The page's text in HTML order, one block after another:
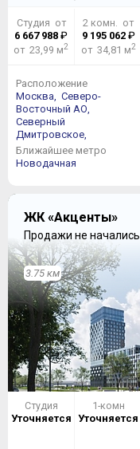
Студия от
6 667 988 ₽
от 23,99 м2
2 комн. от
9 195 062₽
от 34,81 м2
Расположение
Москва, Северо-
Восточный АО,
Северный
Дмитровское,
Ближайшее метро
Новодачная
ЖК «Акценты»
Продажи не начались.
3.75 км
Студия
Уточняется
1-комн
Уточняется